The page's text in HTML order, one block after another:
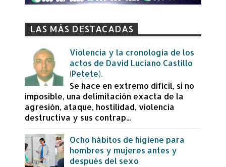
LAS MÁS DESTACADAS
Violencia y la cronología de los
actos de David Luciano Castillo
(Petete).
Se hace en extremo difícil, si no
imposible, una delimitación exacta de la
agresión, ataque, hostilidad, violencia
destructiva y sus contrap...
Ocho hábitos de higiene para
hombres y mujeres antes y
después del sexo